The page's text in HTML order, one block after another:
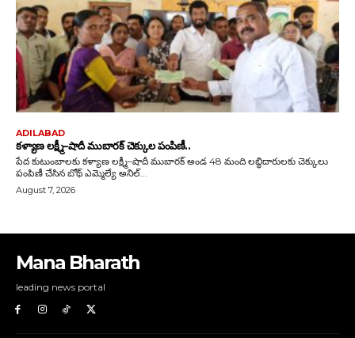
Mana Bharath
leading news portal